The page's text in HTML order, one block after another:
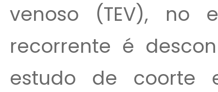
venoso (TEV), no
recorrente é
estudo de coorte